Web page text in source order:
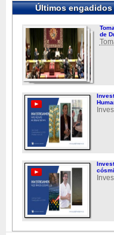
Últimos engadidos
de